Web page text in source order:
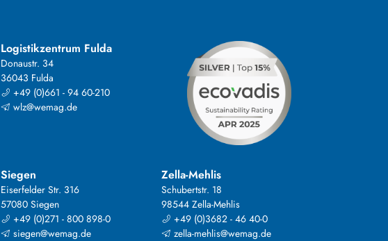
Logistikzentrum Fulda
Donaustr. 34
36043 Fulda
+49 (0)661 - 94 60-210
wlz@wemag.de
Siegen
Eiserfelder Str. 316
57080 Siegen
+49 (0)271 - 800 898-0
siegen@wemag.de
Zella-Mehlis
Schubertstr. 18
98544 Zella-Mehlis
+49 (0)3682 - 46 40-0
zella-mehlis@wemag.de